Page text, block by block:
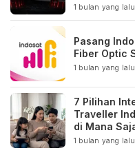
1 bulan yang lalu
Pasang
Fiber Optic
1 bulan yang lalu
7 Pilihan
Traveller
di Mana
1 bulan yang lalu